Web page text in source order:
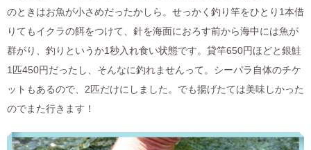
のときはお魚が小さめだったかしら。せっかく釣り竿をひとり1本借
りてもイクラの餌をつけて、針を海面におろす前から海中には魚が
群がり、釣りというか1秒入れ食い状態です。貸竿650円ほどと銀鮭
1匹450円だったし、そんなに釣れませんって。シーパラ自体のチケ
ットもあるので、2匹だけにしました。でも揚げたては美味しかった
のでまた行きます！